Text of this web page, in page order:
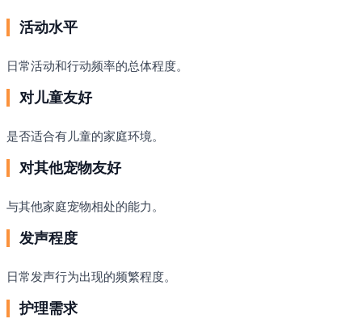
活动水平
日常活动和行动频率的总体程度。
对儿童友好
是否适合有儿童的家庭环境。
对其他宠物友好
与其他家庭宠物相处的能力。
发声程度
日常发声行为出现的频繁程度。
护理需求